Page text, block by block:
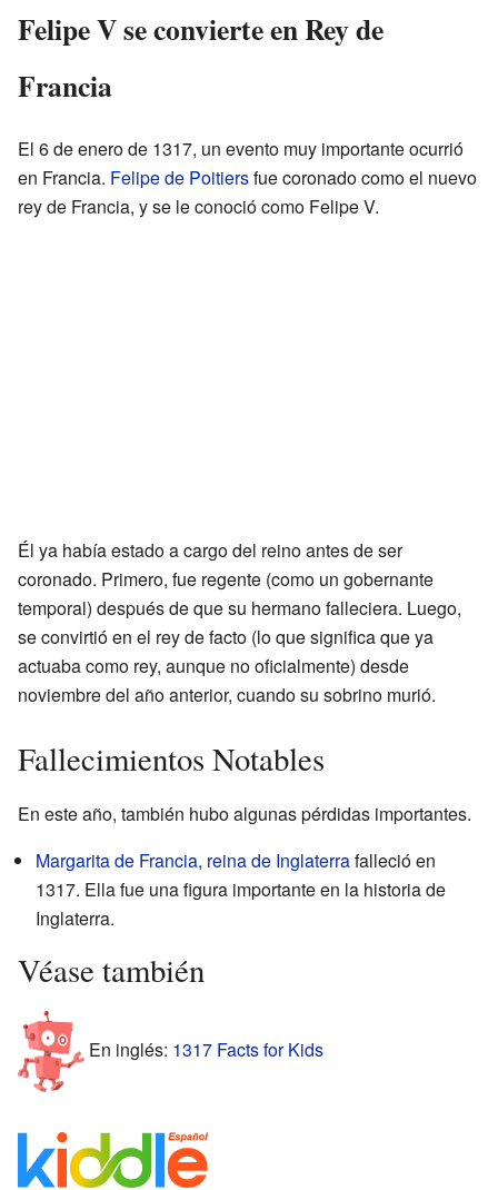
Felipe V se convierte en Rey de
Francia
El 6 de enero de 1317, un evento muy importante ocurrió
en Francia. Felipe de Poitiersfue coronado como el nuevo
rey de Francia, y se le conoció como Felipe V.
Él ya había estado a cargo del reino antes de ser
coronado. Primero, fue regente (como un gobernante
temporal) después de que su hermano falleciera. Luego,
se convirtió en el rey de facto (lo que significa que ya
actuaba como rey, aunque no oficialmente) desde
noviembre del año anterior, cuando su sobrino murió.
Fallecimientos Notables
En este año, también hubo algunas pérdidas importantes.
Margarita de Francia, reina de Inglaterrafalleció en
1317. Ella fue una figura importante en la historia de
Inglaterra.
Véase también
En inglés: 1317 Facts for Kids